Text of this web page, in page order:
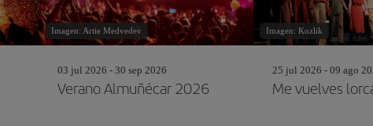
Imagen: Artie Medvedev
03 jul 2026 - 30 sep 2026
Verano Almuñécar 2026
Imagen: Kozlik
25 jul 2026 - 09 ago
Me vuelves